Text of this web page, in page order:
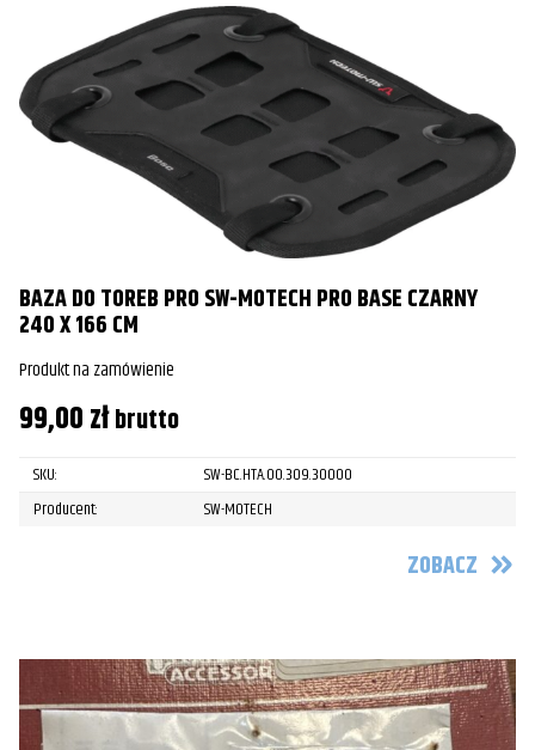
BAZA DO TOREB PRO SW-MOTECH PRO BASE CZARNY
240 X 166 CM
Produkt na zamówienie
99,00złbrutto
SKU:
SW-BC.HTA.00.309.30000
Producent:
SW-MOTECH
ZOBACZ